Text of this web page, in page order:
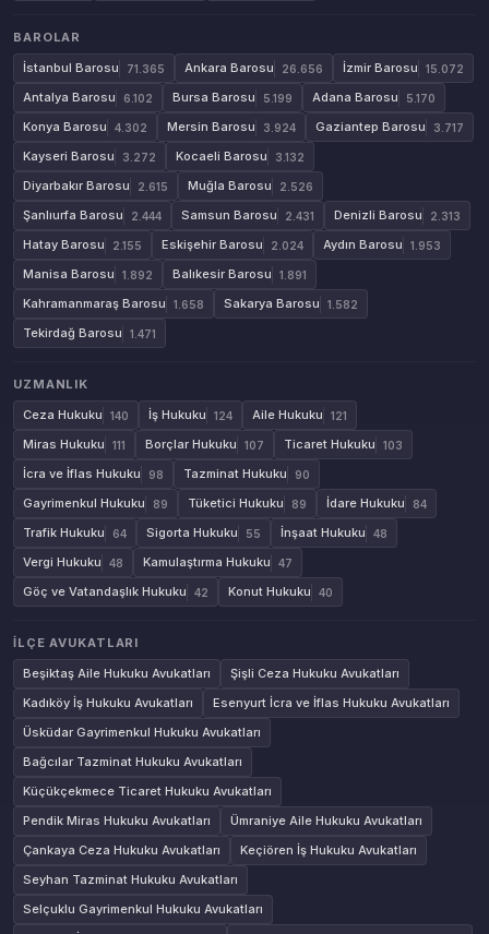
BAROLAR
İstanbul Barosu
71.365 Ankara Barosu 26.656 İzmir Barosu 15.072
Antalya Barosu 6.102 Bursa Barosu 5.199 Adana Barosu 5.170
Konya Barosu 4.302 Mersin Barosu 3.924 Gaziantep Barosu 3.717
Kayseri Barosu 3.272 Kocaeli Barosu 3.132
Diyarbakır Barosu 2.615 Muğla Barosu 2.526
Şanlıurfa Barosu 2.444 Samsun Barosu 2.431 Denizli Barosu 2.313
Hatay Barosu 2.155 Eskişehir Barosu 2.024 Aydın Barosu 1.953
Manisa Barosu 1.892 Balıkesir Barosu 1.891
Kahramanmaraş Barosu 1.658 Sakarya Barosu 1.582
Tekirdağ Barosu 1.471
UZMANLIK
Ceza Hukuku
140 İş Hukuku 124 Aile Hukuku 121
Miras Hukuku 111 Borçlar Hukuku 107 Ticaret Hukuku 103
İcra ve İflas Hukuku 98 Tazminat Hukuku 90
Gayrimenkul Hukuku 89 Tüketici Hukuku 89 İdare Hukuku 84
Trafik Hukuku 64 Sigorta Hukuku 55 İnşaat Hukuku 48
Vergi Hukuku 48 Kamulaştırma Hukuku 47
Göç ve Vatandaşlık Hukuku 42 Konut Hukuku 40
İLÇE AVUKATLARI
Beşiktaş Aile Hukuku Avukatları
Şişli Ceza Hukuku Avukatları
Kadıköy İş Hukuku Avukatları
Esenyurt İcra ve İflas Hukuku Avukatları
Üsküdar Gayrimenkul Hukuku Avukatları
Bağcılar Tazminat Hukuku Avukatları
Küçükçekmece Ticaret Hukuku Avukatları
Pendik Miras Hukuku Avukatları
Ümraniye Aile Hukuku Avukatları
Çankaya Ceza Hukuku Avukatları
Keçiören İş Hukuku Avukatları
Seyhan Tazminat Hukuku Avukatları
Selçuklu Gayrimenkul Hukuku Avukatları